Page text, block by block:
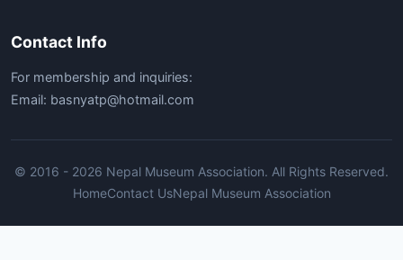
Contact Info
For membership and inquiries:
Email: basnyatp@hotmail.com
© 2016 - 2026 Nepal Museum Association. All Rights Reserved.
HomeContact UsNepal Museum Association